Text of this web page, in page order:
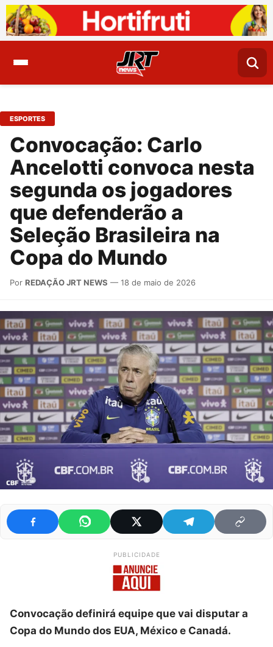
ESPORTES
Convocação: Carlo
Ancelotti convoca nesta
segunda os jogadores
que defenderão a
Seleção Brasileira na
Copa do Mundo
Por REDAÇÃO JRT NEWS — 18 de maio de 2026
PUBLICIDADE
Convocação definirá equipe que vai disputar a
Copa do Mundo dos EUA, México e Canadá.